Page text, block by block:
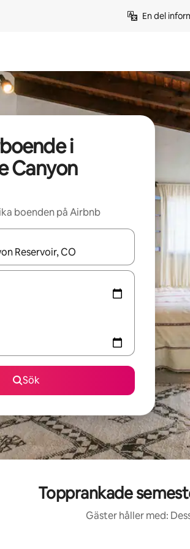
En del
i
Canyon
boenden på Airbnb
kan du navigera med upp- och
Sök
Topprankade
Gäster håller med: